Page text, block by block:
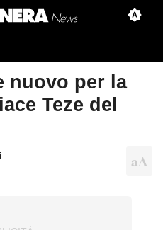
nuovo per la
Teze del